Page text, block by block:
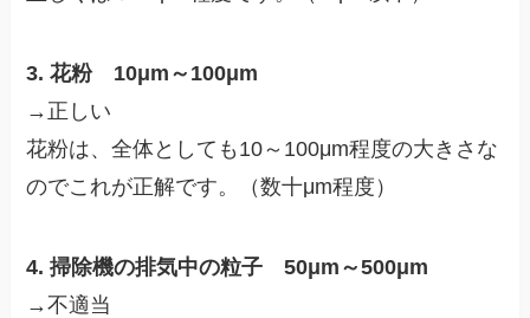
3. 花粉 10μm～100μm
→正しい
花粉は、全体としても10～100μm程度の大きさな
のでこれが正解です。（数十μm程度）
4. 掃除機の排気中の粒子 50μm～500μm
→不適当